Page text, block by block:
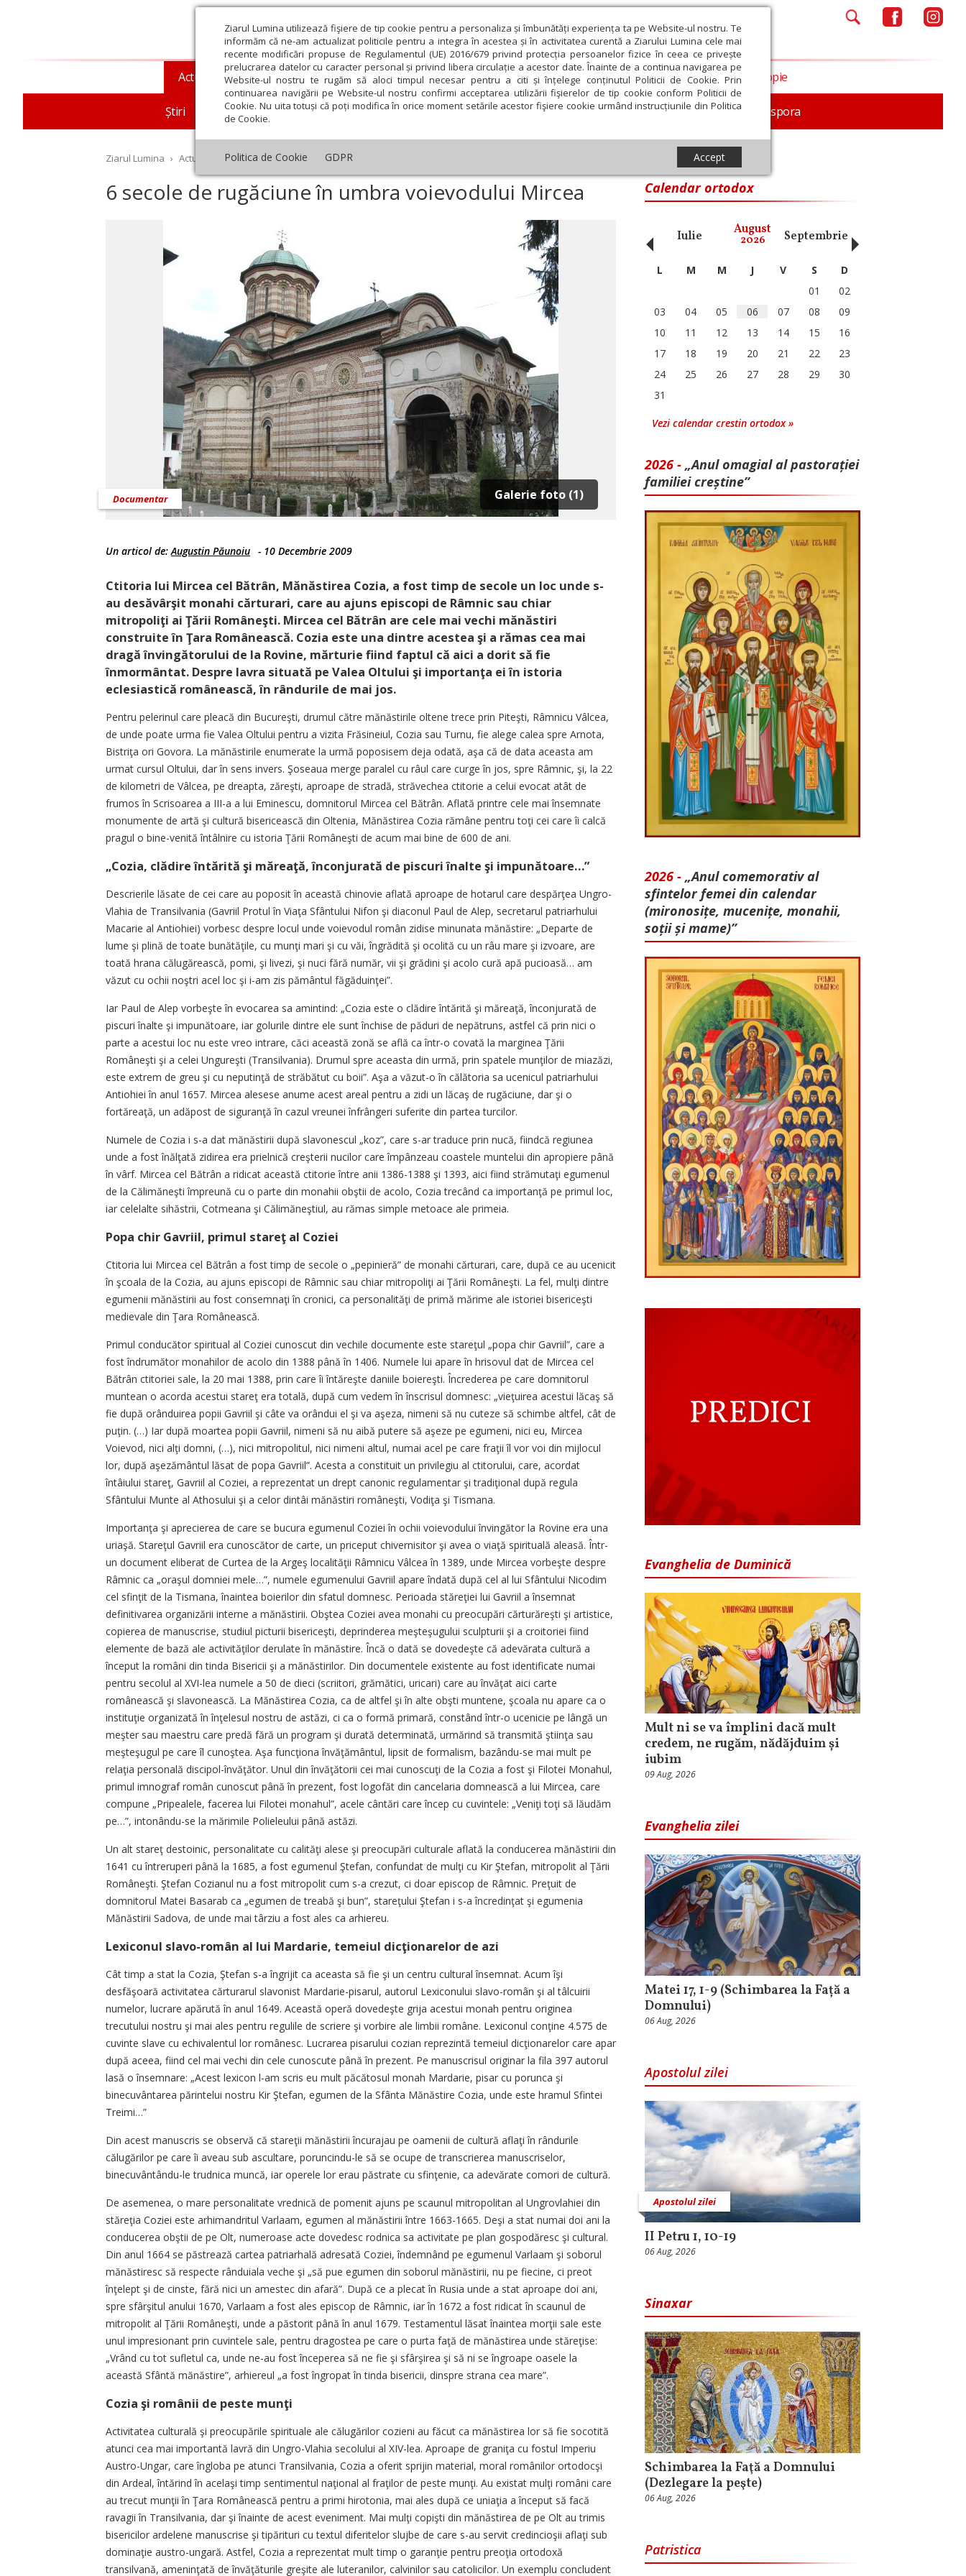
Ziarul Lumina utilizează fişiere de tip cookie pentru a personaliza și îmbunătăți experiența ta pe Website-ul nostru. Te
informăm că ne-am actualizat politicile pentru a integra în acestea și în activitatea curentă a Ziarului Lumina cele mai
recente modificări propuse de Regulamentul (UE) 2016/679 privind protecția persoanelor fizice în ceea ce privește
prelucrarea datelor cu caracter personal și privind libera circulație a acestor date. Înainte de a continua navigarea pe
Website-ul nostru te rugăm să aloci timpul necesar pentru a citi și înțelege conținutul Politicii de Cookie. Prin
continuarea navigării pe Website-ul nostru confirmi acceptarea utilizării fişierelor de tip cookie conform Politicii de
Cookie. Nu uita totuși că poți modifica în orice moment setările acestor fişiere cookie urmând instrucțiunile din Politica
de Cookie.
Politica de Cookie GDPR Accept
Actualitate religioasă
Știri Mesaje și cuvântări An omagial Comunicate de presă Documentar In memoriam Diaspora
Teologie și spiritualitate Educaţie și Cultură Societate Opinii Filantropie
Ziarul Lumina › Actualitate religioasă › Documentar › 6 secole de rugăciune în umbra voievodului Mircea
6 secole de rugăciune în umbra voievodului Mircea
Galerie foto (1)
Documentar
Un articol de:Augustin Păunoiu - 10 Decembrie 2009
Ctitoria lui Mircea cel Bătrân, Mănăstirea Cozia, a fost timp de secole un loc unde s-
au desăvârşit monahi cărturari, care au ajuns episcopi de Râmnic sau chiar
mitropoliţi ai Ţării Româneşti. Mircea cel Bătrân are cele mai vechi mănăstiri
construite în Ţara Românească. Cozia este una dintre acestea şi a rămas cea mai
dragă învingătorului de la Rovine, mărturie fiind faptul că aici a dorit să fie
înmormântat. Despre lavra situată pe Valea Oltului şi importanţa ei în istoria
eclesiastică românească, în rândurile de mai jos.
Pentru pelerinul care pleacă din Bucureşti, drumul către mănăstirile oltene trece prin Piteşti, Râmnicu Vâlcea,
de unde poate urma fie Valea Oltului pentru a vizita Frăsineiul, Cozia sau Turnu, fie alege calea spre Arnota,
Bistriţa ori Govora. La mănăstirile enumerate la urmă poposisem deja odată, aşa că de data aceasta am
urmat cursul Oltului, dar în sens invers. Şoseaua merge paralel cu râul care curge în jos, spre Râmnic, şi, la 22
de kilometri de Vâlcea, pe dreapta, zăreşti, aproape de stradă, străvechea ctitorie a celui evocat atât de
frumos în Scrisoarea a III-a a lui Eminescu, domnitorul Mircea cel Bătrân. Aflată printre cele mai însemnate
monumente de artă şi cultură bisericească din Oltenia, Mănăstirea Cozia rămâne pentru toţi cei care îi calcă
pragul o bine-venită întâlnire cu istoria Ţării Româneşti de acum mai bine de 600 de ani.
„Cozia, clădire întărită şi măreaţă, înconjurată de piscuri înalte şi impunătoare…”
Descrierile lăsate de cei care au poposit în această chinovie aflată aproape de hotarul care despărţea Ungro-
Vlahia de Transilvania (Gavriil Protul în Viaţa Sfântului Nifon şi diaconul Paul de Alep, secretarul patriarhului
Macarie al Antiohiei) vorbesc despre locul unde voievodul român zidise minunata mănăstire: „Departe de
lume şi plină de toate bunătăţile, cu munţi mari şi cu văi, îngrădită şi ocolită cu un râu mare şi izvoare, are
toată hrana călugărească, pomi, şi livezi, şi nuci fără număr, vii şi grădini şi acolo cură apă pucioasă… am
văzut cu ochii noştri acel loc şi i-am zis pământul făgăduinţei”.
Iar Paul de Alep vorbeşte în evocarea sa amintind: „Cozia este o clădire întărită şi măreaţă, înconjurată de
piscuri înalte şi impunătoare, iar golurile dintre ele sunt închise de păduri de nepătruns, astfel că prin nici o
parte a acestui loc nu este vreo intrare, căci această zonă se află ca într-o covată la marginea Ţării
Româneşti şi a celei Ungureşti (Transilvania). Drumul spre aceasta din urmă, prin spatele munţilor de miazăzi,
este extrem de greu şi cu neputinţă de străbătut cu boii”. Aşa a văzut-o în călătoria sa ucenicul patriarhului
Antiohiei în anul 1657. Mircea alesese anume acest areal pentru a zidi un lăcaş de rugăciune, dar şi o
fortăreaţă, un adăpost de siguranţă în cazul vreunei înfrângeri suferite din partea turcilor.
Numele de Cozia i s-a dat mănăstirii după slavonescul „koz”, care s-ar traduce prin nucă, fiindcă regiunea
unde a fost înălţată zidirea era prielnică creşterii nucilor care împânzeau coastele muntelui din apropiere până
în vârf. Mircea cel Bătrân a ridicat această ctitorie între anii 1386-1388 şi 1393, aici fiind strămutaţi egumenul
de la Călimăneşti împreună cu o parte din monahii obştii de acolo, Cozia trecând ca importanţă pe primul loc,
iar celelalte sihăstrii, Cotmeana şi Călimăneştiul, au rămas simple metoace ale primeia.
Popa chir Gavriil, primul stareţ al Coziei
Ctitoria lui Mircea cel Bătrân a fost timp de secole o „pepinieră” de monahi cărturari, care, după ce au ucenicit
în şcoala de la Cozia, au ajuns episcopi de Râmnic sau chiar mitropoliţi ai Ţării Româneşti. La fel, mulţi dintre
egumenii mănăstirii au fost consemnaţi în cronici, ca personalităţi de primă mărime ale istoriei bisericeşti
medievale din Ţara Românească.
Primul conducător spiritual al Coziei cunoscut din vechile documente este stareţul „popa chir Gavriil”, care a
fost îndrumător monahilor de acolo din 1388 până în 1406. Numele lui apare în hrisovul dat de Mircea cel
Bătrân ctitoriei sale, la 20 mai 1388, prin care îi întăreşte daniile boiereşti. Încrederea pe care domnitorul
muntean o acorda acestui stareţ era totală, după cum vedem în înscrisul domnesc: „vieţuirea acestui lăcaş să
fie după orânduirea popii Gavriil şi câte va orândui el şi va aşeza, nimeni să nu cuteze să schimbe altfel, cât de
puţin. (…) Iar după moartea popii Gavriil, nimeni să nu aibă putere să aşeze pe egumeni, nici eu, Mircea
Voievod, nici alţi domni, (…), nici mitropolitul, nici nimeni altul, numai acel pe care fraţii îl vor voi din mijlocul
lor, după aşezământul lăsat de popa Gavriil”. Acesta a constituit un privilegiu al ctitorului, care, acordat
întâiului stareţ, Gavriil al Coziei, a reprezentat un drept canonic regulamentar şi tradiţional după regula
Sfântului Munte al Athosului şi a celor dintâi mănăstiri româneşti, Vodiţa şi Tismana.
Importanţa şi aprecierea de care se bucura egumenul Coziei în ochii voievodului învingător la Rovine era una
uriaşă. Stareţul Gavriil era cunoscător de carte, un priceput chivernisitor şi avea o viaţă spirituală aleasă. Într-
un document eliberat de Curtea de la Argeş localităţii Râmnicu Vâlcea în 1389, unde Mircea vorbeşte despre
Râmnic ca „oraşul domniei mele…”, numele egumenului Gavriil apare îndată după cel al lui Sfântului Nicodim
cel sfinţit de la Tismana, înaintea boierilor din sfatul domnesc. Perioada stăreţiei lui Gavriil a însemnat
definitivarea organizării interne a mănăstirii. Obştea Coziei avea monahi cu preocupări cărturăreşti şi artistice,
copierea de manuscrise, studiul picturii bisericeşti, deprinderea meşteşugului sculpturii şi a croitoriei fiind
elemente de bază ale activităţilor derulate în mănăstire. Încă o dată se dovedeşte că adevărata cultură a
început la români din tinda Bisericii şi a mănăstirilor. Din documentele existente au fost identificate numai
pentru secolul al XVI-lea numele a 50 de dieci (scriitori, grămătici, uricari) care au învăţat aici carte
românească şi slavonească. La Mănăstirea Cozia, ca de altfel şi în alte obşti muntene, şcoala nu apare ca o
instituţie organizată în înţelesul nostru de astăzi, ci ca o formă primară, constând într-o ucenicie pe lângă un
meşter sau maestru care predă fără un program şi durată determinată, urmărind să transmită ştiinţa sau
meşteşugul pe care îl cunoştea. Aşa funcţiona învăţământul, lipsit de formalism, bazându-se mai mult pe
relaţia personală discipol-învăţător. Unul din învăţătorii cei mai cunoscuţi de la Cozia a fost şi Filotei Monahul,
primul imnograf român cunoscut până în prezent, fost logofăt din cancelaria domnească a lui Mircea, care
compune „Pripealele, facerea lui Filotei monahul”, acele cântări care încep cu cuvintele: „Veniţi toţi să lăudăm
pe…”, intonându-se la mărimile Polieleului până astăzi.
Un alt stareţ destoinic, personalitate cu calităţi alese şi preocupări culturale aflată la conducerea mănăstirii din
1641 cu întreruperi până la 1685, a fost egumenul Ştefan, confundat de mulţi cu Kir Ştefan, mitropolit al Ţării
Româneşti. Ştefan Cozianul nu a fost mitropolit cum s-a crezut, ci doar episcop de Râmnic. Preţuit de
domnitorul Matei Basarab ca „egumen de treabă şi bun”, stareţului Ştefan i s-a încredinţat şi egumenia
Mănăstirii Sadova, de unde mai târziu a fost ales ca arhiereu.
Lexiconul slavo-român al lui Mardarie, temeiul dicţionarelor de azi
Cât timp a stat la Cozia, Ştefan s-a îngrijit ca aceasta să fie şi un centru cultural însemnat. Acum îşi
desfăşoară activitatea cărturarul slavonist Mardarie-pisarul, autorul Lexiconului slavo-român şi al tâlcuirii
numelor, lucrare apărută în anul 1649. Această operă dovedeşte grija acestui monah pentru originea
trecutului nostru şi mai ales pentru regulile de scriere şi vorbire ale limbii române. Lexiconul conţine 4.575 de
cuvinte slave cu echivalentul lor românesc. Lucrarea pisarului cozian reprezintă temeiul dicţionarelor care apar
după aceea, fiind cel mai vechi din cele cunoscute până în prezent. Pe manuscrisul originar la fila 397 autorul
lasă o însemnare: „Acest lexicon l-am scris eu mult păcătosul monah Mardarie, pisar cu porunca şi
binecuvântarea părintelui nostru Kir Ştefan, egumen de la Sfânta Mănăstire Cozia, unde este hramul Sfintei
Treimi…”
Din acest manuscris se observă că stareţii mănăstirii încurajau pe oamenii de cultură aflaţi în rândurile
călugărilor pe care îi aveau sub ascultare, poruncindu-le să se ocupe de transcrierea manuscriselor,
binecuvântându-le trudnica muncă, iar operele lor erau păstrate cu sfinţenie, ca adevărate comori de cultură.
De asemenea, o mare personalitate vrednică de pomenit ajuns pe scaunul mitropolitan al Ungrovlahiei din
stăreţia Coziei este arhimandritul Varlaam, egumen al mănăstirii între 1663-1665. Deşi a stat numai doi ani la
conducerea obştii de pe Olt, numeroase acte dovedesc rodnica sa activitate pe plan gospodăresc şi cultural.
Din anul 1664 se păstrează cartea patriarhală adresată Coziei, îndemnând pe egumenul Varlaam şi soborul
mănăstiresc să respecte rânduiala veche şi „să pue egumen din soborul mănăstirii, nu pe fiecine, ci preot
înţelept şi de cinste, fără nici un amestec din afară”. După ce a plecat în Rusia unde a stat aproape doi ani,
spre sfârşitul anului 1670, Varlaam a fost ales episcop de Râmnic, iar în 1672 a fost ridicat în scaunul de
mitropolit al Ţării Româneşti, unde a păstorit până în anul 1679. Testamentul lăsat înaintea morţii sale este
unul impresionant prin cuvintele sale, pentru dragostea pe care o purta faţă de mănăstirea unde stăreţise:
„Vrând cu tot sufletul ca, unde ne-au fost începerea să ne fie şi sfârşirea şi să ni se îngroape oasele la
această Sfântă mănăstire”, arhiereul „a fost îngropat în tinda bisericii, dinspre strana cea mare”.
Cozia şi românii de peste munţi
Activitatea culturală şi preocupările spirituale ale călugărilor cozieni au făcut ca mănăstirea lor să fie socotită
atunci cea mai importantă lavră din Ungro-Vlahia secolului al XIV-lea. Aproape de graniţa cu fostul Imperiu
Austro-Ungar, care îngloba pe atunci Transilvania, Cozia a oferit sprijin material, moral românilor ortodocşi
din Ardeal, întărind în acelaşi timp sentimentul naţional al fraţilor de peste munţi. Au existat mulţi români care
au trecut munţii în Ţara Românească pentru a primi hirotonia, mai ales după ce uniaţia a început să facă
ravagii în Transilvania, dar şi înainte de acest eveniment. Mai mulţi copişti din mănăstirea de pe Olt au trimis
bisericilor ardelene manuscrise şi tipărituri cu textul diferitelor slujbe de care s-au servit credincioşii aflaţi sub
dominaţie austro-ungară. Astfel, Cozia a reprezentat mult timp o garanţie pentru preoţia ortodoxă
transilvană, ameninţată de învăţăturile greşite ale luteranilor, calvinilor sau catolicilor. Un exemplu concludent
Calendar ortodox
Ianuarie Mai Iulie August
2026 Septembrie Octombrie
‹ L M M J V S
D
01
02
03
04 05 06 07 08
09
10
11 12 13 14 15
16
17
18 19 20 21 22
23
24
25 26 27 28 29
30
31
Vezi calendar crestin ortodox »
2026 - „Anul omagial al pastorației
familiei creștine”
2026 - „Anul comemorativ al
sfintelor femei din calendar
(mironosițe, mu­cenițe, monahii,
soții și mame)”
Evanghelia de Duminică
Mult ni se va împlini dacă mult
credem, ne rugăm, nădăjduim și
iubim
09 Aug, 2026
Evanghelia zilei
Matei 17, 1-9 (Schimbarea la Față a
Domnului)
06 Aug, 2026
Apostolul zilei
Apostolul zilei
II Petru 1, 10-19
06 Aug, 2026
Sinaxar
Schimbarea la Faţă a Domnului
(Dezlegare la peşte)
06 Aug, 2026
Patristica